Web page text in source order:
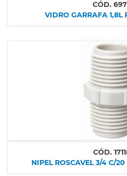
CÓD.
VIDRO GARRAFA 1,8L
CÓD.
NIPEL ROSCAVEL 3/4 C/